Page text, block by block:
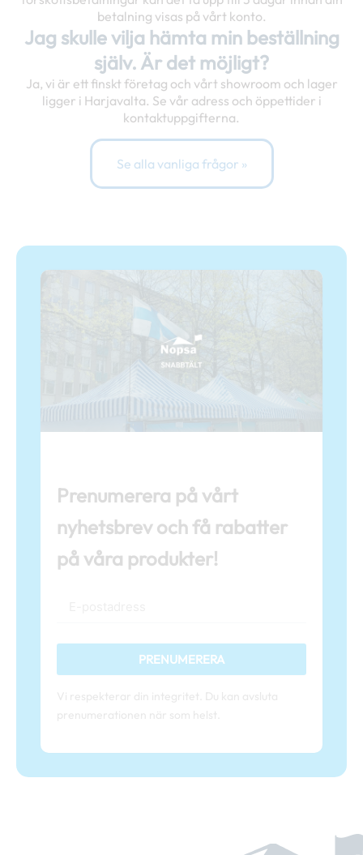
betalning visas på vårt konto.
Jag skulle vilja hämta min beställning
själv. Är det möjligt?
Ja, vi är ett finskt företag och vårt showroom och lager
ligger i Harjavalta. Se vår adress och öppettider i
kontaktuppgifterna.
Se alla vanliga frågor »
Prenumerera på vårt
nyhetsbrev och få rabatter
på våra produkter!
PRENUMERERA